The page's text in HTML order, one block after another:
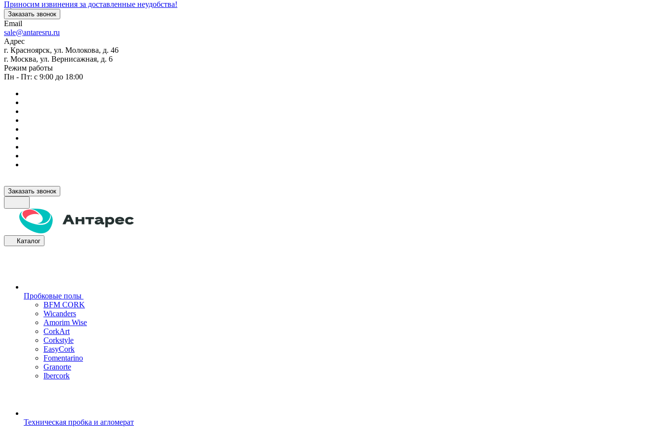
Приносим извинения за доставленные неудобства!
Заказать звонок
Email
sale@antaresru.ru
Адрес
г. Красноярск, ул. Молокова, д. 46
г. Москва, ул. Вернисажная, д. 6
Режим работы
Пн - Пт: с 9:00 до 18:00
Заказать звонок
Каталог
Пробковые полы
BFM CORK
Wicanders
Amorim Wise
CorkArt
Corkstyle
EasyCork
Fomentarino
Granorte
Ibercork
Техническая пробка и агломерат